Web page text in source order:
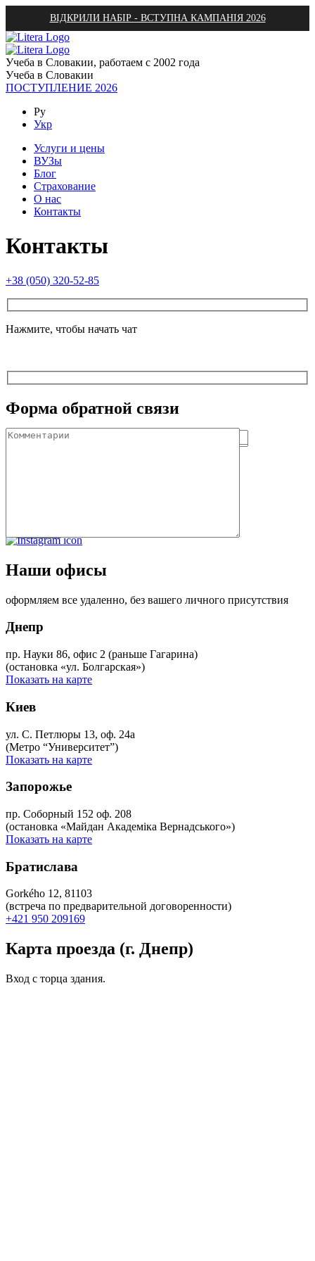
ВІДКРИЛИ НАБІР - ВСТУПНА КАМПАНІЯ 2026
Учеба в Словакии, работаем с 2002 года
Учеба в Словакии
ПОСТУПЛЕНИЕ 2026
Ру
Укр
Услуги и цены
ВУЗы
Блог
Страхование
О нас
Контакты
Контакты
+38 (050) 320-52-85
Нажмите, чтобы начать чат
Форма обратной связи
Наши офисы
оформляем все удаленно, без вашего личного присутствия
Днепр
пр. Науки 86, офис 2 (раньше Гагарина)
(остановка «ул. Болгарская»)
Показать на карте
Киев
ул. С. Петлюры 13, оф. 24а
(Метро “Университет”)
Показать на карте
Запорожье
пр. Соборный 152 оф. 208
(остановка «Майдан Академіка Вернадського»)
Показать на карте
Братислава
Gorkého 12, 81103
(встреча по предварительной договоренности)
+421 950 209169
Карта проезда (г. Днепр)
Вход с торца здания.